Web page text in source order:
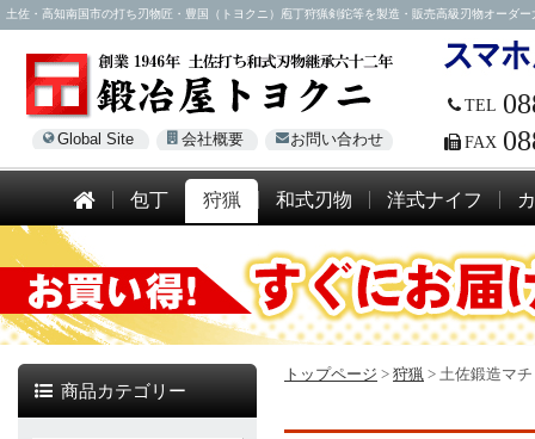
土佐・高知南国市の打ち刃物匠・豊国（トヨクニ）庖丁狩猟剣鉈等を製造・販売高級刃物オーダ
Global Site 会社概要 お問い合わせ
TEL
FAX
包丁 狩猟 和式刃物 洋式ナイフ
トップページ > 狩猟 > 土佐鍛造マ
商品カテゴリー